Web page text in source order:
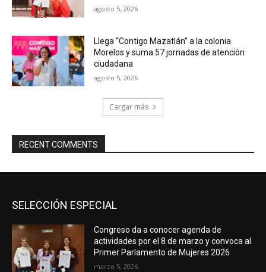
agosto 5, 2026
Llega “Contigo Mazatlán” a la colonia
Morelos y suma 57 jornadas de atención
ciudadana
agosto 5, 2026
Cargar más
RECENT COMMENTS
SELECCIÓN ESPECIAL
Congreso da a conocer agenda de
actividades por el 8 de marzo y convoca al
Primer Parlamento de Mujeres 2026
marzo 5, 2026